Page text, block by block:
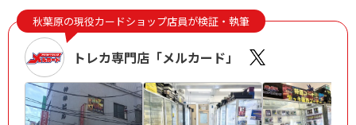
秋葉原の現役カードショップ店員が検証・執筆
トレカ専門店「メルカード」